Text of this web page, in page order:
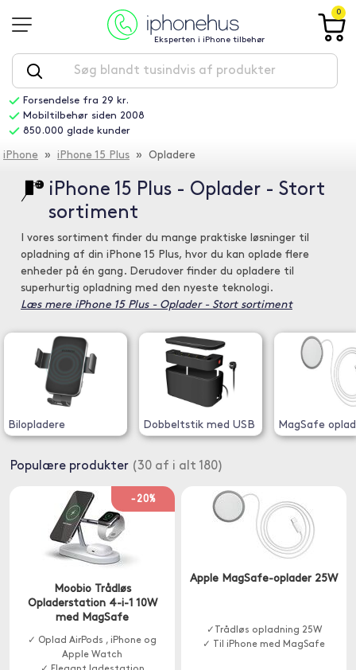
Eksperten i iPhone tilbehør
0
Forsendelse fra 29 kr.
Mobiltilbehør siden 2008
850.000 glade kunder
iPhone » iPhone 15 Plus » Opladere
iPhone 15 Plus - Oplader - Stort
sortiment
I vores sortiment finder du mange praktiske løsninger til
opladning af din iPhone 15 Plus, hvor du kan oplade flere
enheder på én gang. Derudover finder du opladere til
superhurtig opladning med den nyeste teknologi.
Læs mere iPhone 15 Plus - Oplader - Stort sortiment
Bilopladere Dobbeltstik med USB MagSafe
Populære produkter (30 af i alt 180)
-20%
Moobio Trådløs
Opladerstation 4-i-1 10W
med MagSafe
✓ Oplad AirPods , iPhone og
Apple Watch
Apple MagSafe-oplader 25W
✓Trådløs opladning 25W
✓ Til iPhone med MagSafe